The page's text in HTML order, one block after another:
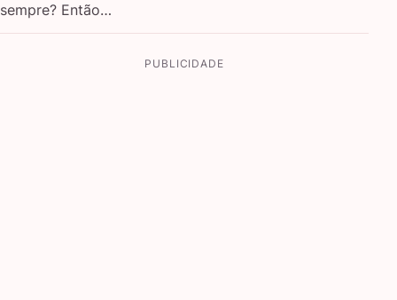
sempre? Então…
PUBLICIDADE